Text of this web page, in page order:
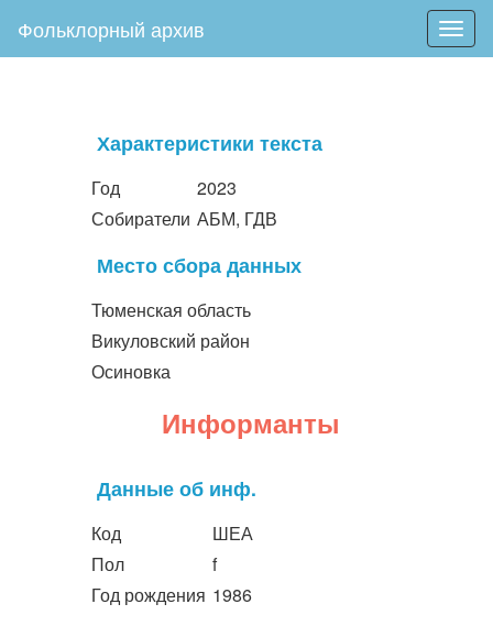
Фольклорный архив
Характеристики текста
Год
2023
Собиратели АБМ, ГДВ
Место сбора данных
Тюменская область
Викуловский район
Осиновка
Информанты
Данные об инф.
Код
ШЕА
Пол
f
Год рождения 1986